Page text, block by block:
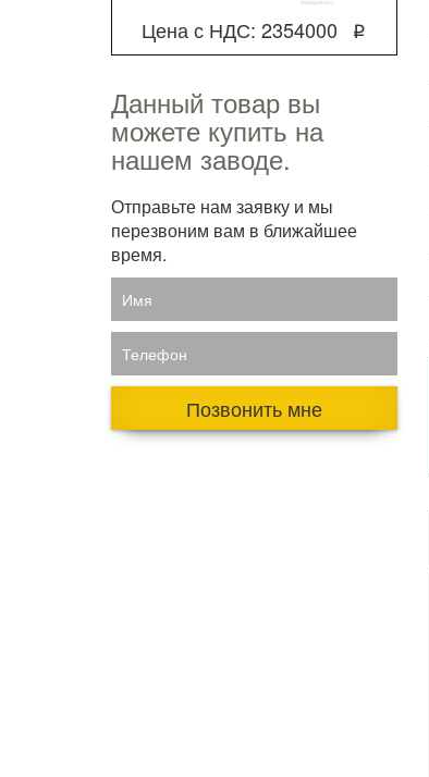
Цена с НДС: 2354000 q
Данный товар вы
можете купить на
нашем заводе.
Отправьте нам заявку и мы
перезвоним вам в ближайшее
время.
Имя
Телефон
Позвонить мне